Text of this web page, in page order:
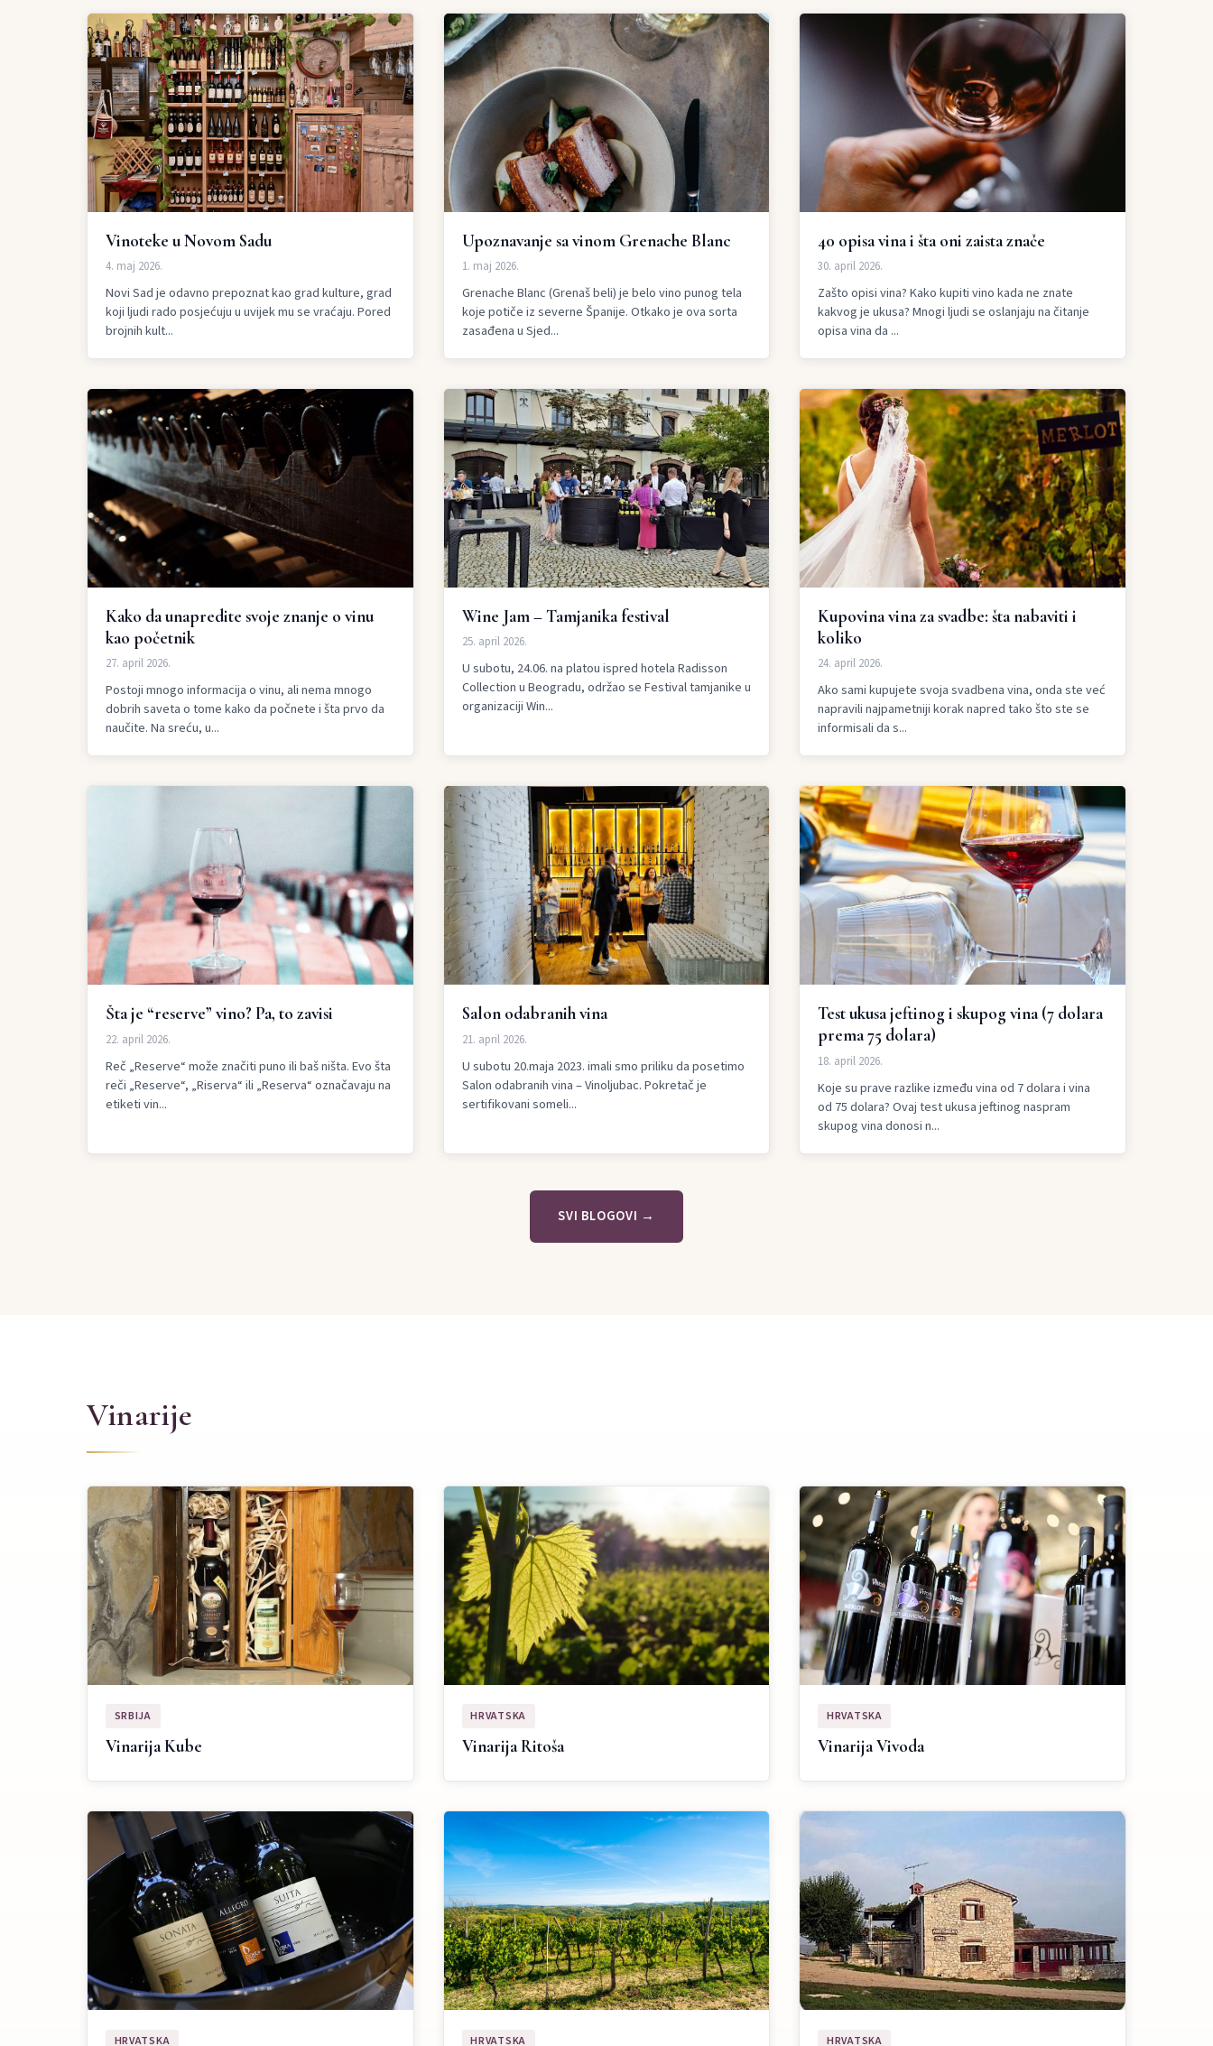
Vinoteke u Novom Sadu
4. maj 2026.
Novi Sad je odavno prepoznat kao grad kulture, grad
koji ljudi rado posjećuju u uvijek mu se vraćaju. Pored
brojnih kult...
Upoznavanje sa vinom Grenache Blanc
1. maj 2026.
Grenache Blanc (Grenaš beli) je belo vino punog tela
koje potiče iz severne Španije. Otkako je ova sorta
zasađena u Sjed...
40 opisa vina i šta oni zaista znače
30. april 2026.
Zašto opisi vina? Kako kupiti vino kada ne znate
kakvog je ukusa? Mnogi ljudi se oslanjaju na čitanje
opisa vina da ...
Kako da unapredite svoje znanje o vinu
kao početnik
27. april 2026.
Postoji mnogo informacija o vinu, ali nema mnogo
dobrih saveta o tome kako da počnete i šta prvo da
naučite. Na sreću, u...
Wine Jam – Tamjanika festival
25. april 2026.
U subotu, 24.06. na platou ispred hotela Radisson
Collection u Beogradu, održao se Festival tamjanike u
organizaciji Win...
Kupovina vina za svadbe: šta nabaviti i
koliko
24. april 2026.
Ako sami kupujete svoja svadbena vina, onda ste već
napravili najpametniji korak napred tako što ste se
informisali da s...
Šta je “reserve” vino? Pa, to zavisi
22. april 2026.
Reč „Reserve“ može značiti puno ili baš ništa. Evo šta
reči „Reserve“, „Riserva“ ili „Reserva“ označavaju na
etiketi vin...
Salon odabranih vina
21. april 2026.
U subotu 20.maja 2023. imali smo priliku da posetimo
Salon odabranih vina – Vinoljubac. Pokretač je
sertifikovani someli...
Test ukusa jeftinog i skupog vina (7 dolara
prema 75 dolara)
18. april 2026.
Koje su prave razlike između vina od 7 dolara i vina
od 75 dolara? Ovaj test ukusa jeftinog naspram
skupog vina donosi n...
SVI BLOGOVI →
Vinarije
SRBIJA
Vinarija Kube
HRVATSKA
Vinarija Ritoša
HRVATSKA
Vinarija Vivoda
HRVATSKA HRVATSKA HRVATSKA